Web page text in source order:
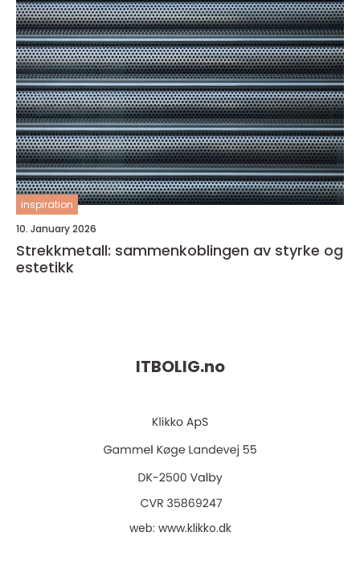
inspiration
10. January 2026
Strekkmetall: sammenkoblingen av styrke og
estetikk
ITBOLIG.no
web: www.klikko.dk